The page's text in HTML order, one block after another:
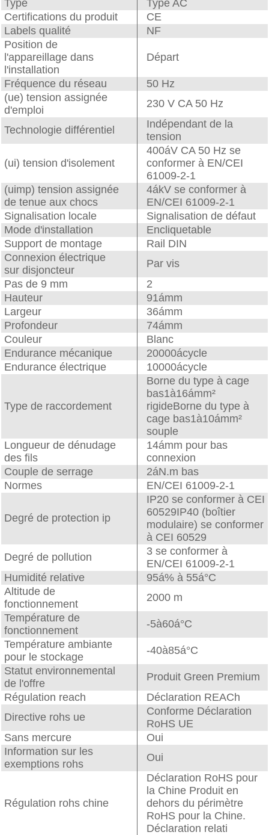
Type
Type AC
Certifications du produit
CE
Labels qualité
NF
Position de
l'appareillage dans
l'installation
Départ
Fréquence du réseau
50 Hz
(ue) tension assignée
d'emploi
230 V CA 50 Hz
Technologie différentiel
Indépendant de la
tension
(ui) tension d'isolement
400áV CA 50 Hz se
conformer à EN/CEI
61009-2-1
(uimp) tension assignée
de tenue aux chocs
4ákV se conformer à
EN/CEI 61009-2-1
Signalisation locale
Signalisation de défaut
Mode d'installation
Encliquetable
Support de montage
Rail DIN
Connexion électrique
sur disjoncteur
Par vis
Pas de 9 mm
2
Hauteur
91ámm
Largeur
36ámm
Profondeur
74ámm
Couleur
Blanc
Endurance mécanique
20000ácycle
Endurance électrique
10000ácycle
Type de raccordement
Borne du type à cage
bas1à16ámm²
rigideBorne du type à
cage bas1à10ámm²
souple
Longueur de dénudage
des fils
14ámm pour bas
connexion
Couple de serrage
2áN.m bas
Normes
EN/CEI 61009-2-1
Degré de protection ip
IP20 se conformer à CEI
60529IP40 (boîtier
modulaire) se conformer
à CEI 60529
Degré de pollution
3 se conformer à
EN/CEI 61009-2-1
Humidité relative
95á% à 55á°C
Altitude de
fonctionnement
2000 m
Température de
fonctionnement
-5à60á°C
Température ambiante
pour le stockage
-40à85á°C
Statut environnemental
de l'offre
Produit Green Premium
Régulation reach
Déclaration REACh
Directive rohs ue
Conforme Déclaration
RoHS UE
Sans mercure
Oui
Information sur les
exemptions rohs
Oui
Régulation rohs chine
Déclaration RoHS pour
la Chine Produit en
dehors du périmètre
RoHS pour la Chine.
Déclaration relati